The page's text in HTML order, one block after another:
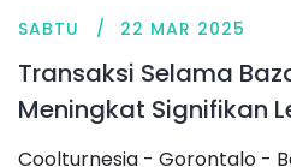
SABTU 22 MAR 2025
Transaksi Selama
Meningkat Signifikan
Coolturnesia - Gorontalo -